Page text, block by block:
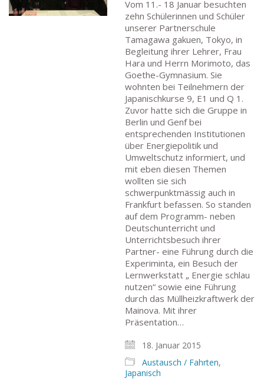
Vom 11.- 18 Januar besuchten
zehn Schülerinnen und Schüler
unserer Partnerschule
Tamagawa gakuen, Tokyo, in
Begleitung ihrer Lehrer, Frau
Hara und Herrn Morimoto, das
Goethe-Gymnasium. Sie
wohnten bei Teilnehmern der
Japanischkurse 9, E1 und Q 1.
Zuvor hatte sich die Gruppe in
Berlin und Genf bei
entsprechenden Institutionen
über Energiepolitik und
Umweltschutz informiert, und
mit eben diesen Themen
wollten sie sich
schwerpunktmässig auch in
Frankfurt befassen. So standen
auf dem Programm- neben
Deutschunterricht und
Unterrichtsbesuch ihrer
Partner- eine Führung durch die
Experiminta, ein Besuch der
Lernwerkstatt „ Energie schlau
nutzen“ sowie eine Führung
durch das Müllheizkraftwerk der
Mainova. Mit ihrer
Präsentation…
18. Januar 2015
Austausch / Fahrten,
Japanisch